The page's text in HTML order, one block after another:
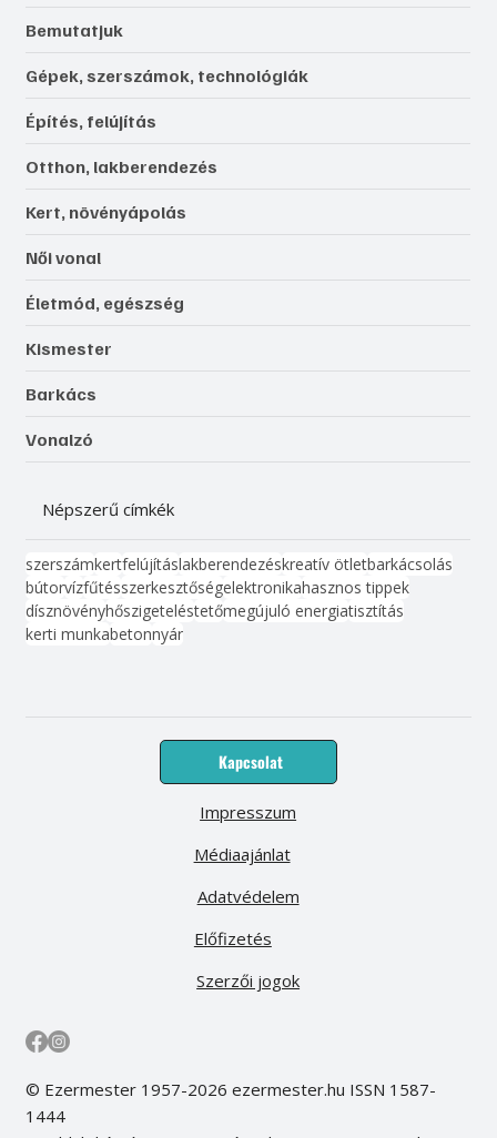
Bemutatjuk
Gépek, szerszámok, technológiák
Építés, felújítás
Otthon, lakberendezés
Kert, növényápolás
Női vonal
Életmód, egészség
Kismester
Barkács
Vonalzó
Népszerű címkék
szerszámkertfelújításlakberendezéskreatív ötletbarkácsolás
bútorvízfűtésszerkesztőségelektronikahasznos tippek
dísznövényhőszigeteléstetőmegújuló energiatisztítás
kerti munkabetonnyár
Kapcsolat
Médiaajánlat
Előfizetés
Impresszum
Adatvédelem
Szerzői jogok
© Ezermester 1957-2026 ezermester.hu ISSN 1587-
1444